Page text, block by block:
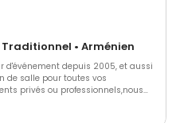
• Arménien
d'événement depuis 2005, et aussi
salle pour toutes vos
privés ou professionnels,nous
ou à l'assiette, professionnelle.
L'Essentiel excelle